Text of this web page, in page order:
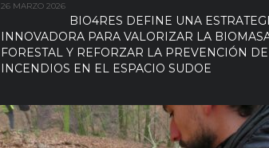
26 MARZO 2026
BIO4RES DEFINE UNA
INNOVADORA PARA VALORIZAR LA
FORESTAL Y REFORZAR LA PREVENCIÓN DE
INCENDIOS EN EL ESPACIO SUDOE